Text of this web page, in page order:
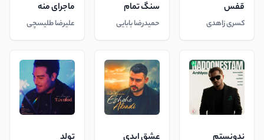
قفس
کسری زاهدی
سنگ تمام
حمیدرضا بابایی
ماجرای منه
علیرضا طلیسچی